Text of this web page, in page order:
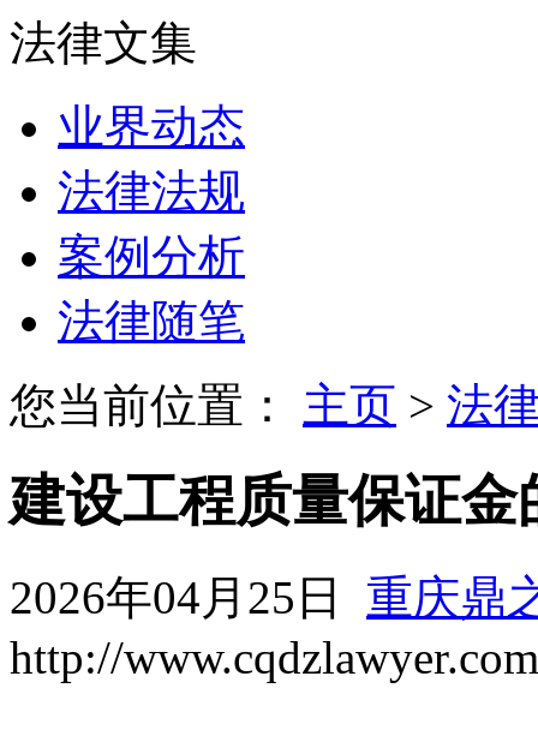
法律文集
业界动态
法律法规
案例分析
法律随笔
您当前位置： 主页 > 法
建设工程质量保证
2026年04月25日 重庆鼎
http://www.cqdzlawyer.com